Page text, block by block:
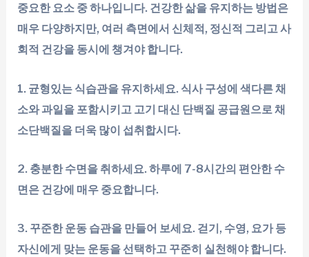
중요한 요소 중 하나입니다. 건강한 삶을 유지하는 방법은
매우 다양하지만, 여러 측면에서 신체적, 정신적 그리고 사
회적 건강을 동시에 챙겨야 합니다.
1. 균형있는 식습관을 유지하세요. 식사 구성에 색다른 채
소와 과일을 포함시키고 고기 대신 단백질 공급원으로 채
소단백질을 더욱 많이 섭취합시다.
2. 충분한 수면을 취하세요. 하루에 7-8시간의 편안한 수
면은 건강에 매우 중요합니다.
3. 꾸준한 운동 습관을 만들어 보세요. 걷기, 수영, 요가 등
자신에게 맞는 운동을 선택하고 꾸준히 실천해야 합니다.